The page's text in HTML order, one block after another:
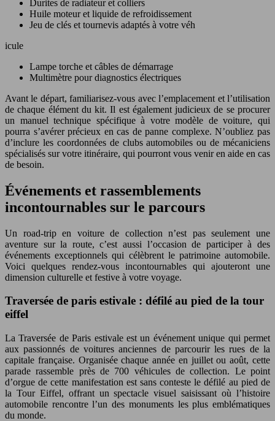
Durites de radiateur et colliers
Huile moteur et liquide de refroidissement
Jeu de clés et tournevis adaptés à votre véh
icule
Lampe torche et câbles de démarrage
Multimètre pour diagnostics électriques
Avant le départ, familiarisez-vous avec l’emplacement et l’utilisation
de chaque élément du kit. Il est également judicieux de se procurer
un manuel technique spécifique à votre modèle de voiture, qui
pourra s’avérer précieux en cas de panne complexe. N’oubliez pas
d’inclure les coordonnées de clubs automobiles ou de mécaniciens
spécialisés sur votre itinéraire, qui pourront vous venir en aide en cas
de besoin.
Événements et rassemblements
incontournables sur le parcours
Un road-trip en voiture de collection n’est pas seulement une
aventure sur la route, c’est aussi l’occasion de participer à des
événements exceptionnels qui célèbrent le patrimoine automobile.
Voici quelques rendez-vous incontournables qui ajouteront une
dimension culturelle et festive à votre voyage.
Traversée de paris estivale : défilé au pied de la tour
eiffel
La Traversée de Paris estivale est un événement unique qui permet
aux passionnés de voitures anciennes de parcourir les rues de la
capitale française. Organisée chaque année en juillet ou août, cette
parade rassemble près de 700 véhicules de collection. Le point
d’orgue de cette manifestation est sans conteste le défilé au pied de
la Tour Eiffel, offrant un spectacle visuel saisissant où l’histoire
automobile rencontre l’un des monuments les plus emblématiques
du monde.